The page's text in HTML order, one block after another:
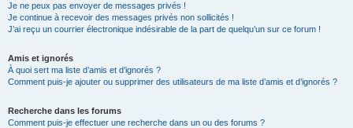
Je ne peux pas envoyer de messages privés !
Je continue à recevoir des messages privés non sollicités !
J’ai reçu un courrier électronique indésirable de la part de quelqu’un sur ce forum !
Amis et ignorés
À quoi sert ma liste d’amis et d’ignorés ?
Comment puis-je ajouter ou supprimer des utilisateurs de ma liste d’amis et d’ignorés ?
Recherche dans les forums
Comment puis-je effectuer une recherche dans un ou des forums ?